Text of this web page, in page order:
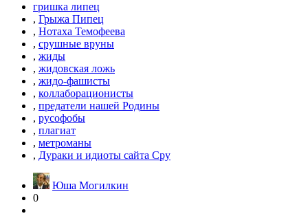
гришка липец
, Грыжа Пипец
, Нотаха Темофеева
, срушные вруны
, жиды
, жидовская ложь
, жидо-фашисты
, коллаборационисты
, предатели нашей Родины
, русофобы
, плагиат
, метроманы
, Дураки и идиоты сайта Сру
Юша Могилкин
0